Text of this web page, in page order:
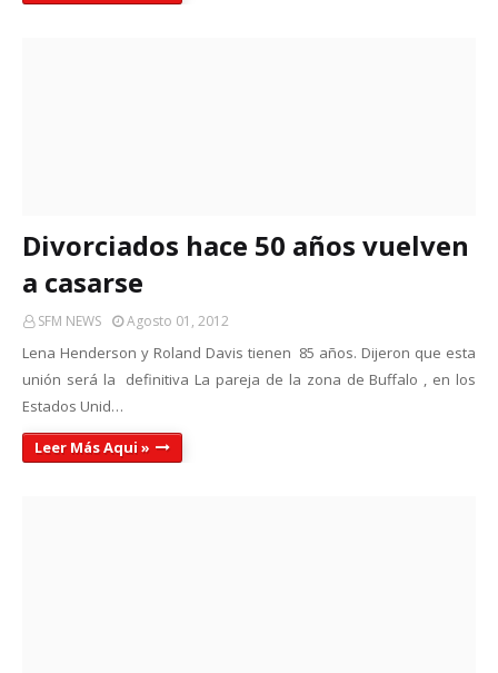
Divorciados hace 50 años vuelven
a casarse
SFM NEWS Agosto 01, 2012
Lena Henderson y Roland Davis tienen 85 años. Dijeron que esta
unión será la definitiva La pareja de la zona de Buffalo , en los
Estados Unid…
Leer Más Aqui »